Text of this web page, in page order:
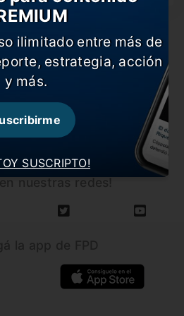
MÁS NOTICIAS
nuestras redes!
SUSCRIPTO!
ilimitado entre más de
estrategia, acción
y más.